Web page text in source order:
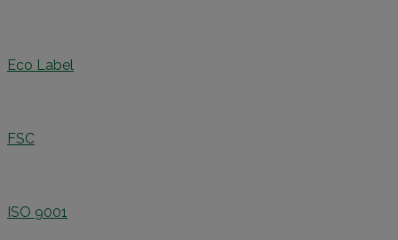
Eco Label
FSC
ISO 9001